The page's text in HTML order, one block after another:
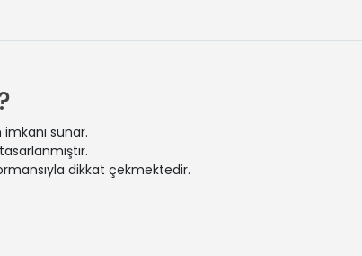
sunar.
dikkat çekmektedir.